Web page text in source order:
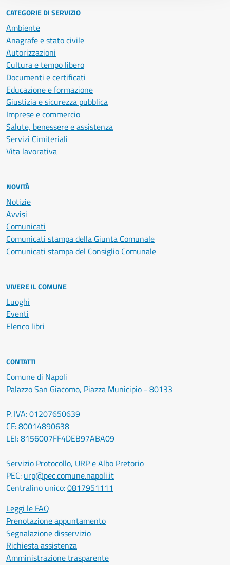
CATEGORIE DI SERVIZIO
Ambiente
Anagrafe e stato civile
Autorizzazioni
Cultura e tempo libero
Documenti e certificati
Educazione e formazione
Giustizia e sicurezza pubblica
Imprese e commercio
Salute, benessere e assistenza
Servizi Cimiteriali
Vita lavorativa
NOVITÀ
Notizie
Avvisi
Comunicati
Comunicati stampa della Giunta Comunale
Comunicati stampa del Consiglio Comunale
VIVERE IL COMUNE
Luoghi
Eventi
Elenco libri
CONTATTI
Comune di Napoli
Palazzo San Giacomo, Piazza Municipio - 80133
P. IVA: 01207650639
CF: 80014890638
LEI: 8156007FF4DEB97ABA09
Servizio Protocollo, URP e Albo Pretorio
PEC: urp@pec.comune.napoli.it
Centralino unico:0817951111
Leggi le FAQ
Prenotazione appuntamento
Segnalazione disservizio
Richiesta assistenza
Amministrazione trasparente